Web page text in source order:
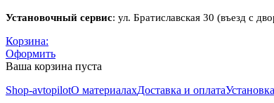
Установочный сервис: ул. Братиславская 30 (въезд с
Корзина:
Оформить
Ваша корзина пуста
Shop-avtopilotО материалахДоставка и оплата